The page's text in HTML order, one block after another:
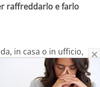
raffreddarlo e farlo
in casa o in ufficio,